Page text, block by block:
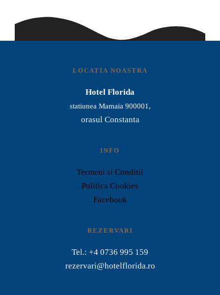
LOCATIA NOASTRA
Hotel Florida
statiunea Mamaia 900001,
orasul Constanta
INFO
Termeni si Conditii
Politica Cookies
Facebook
REZERVARI
Tel.: +4 0736 995 159
rezervari@hotelflorida.ro